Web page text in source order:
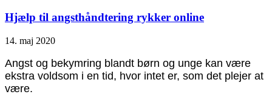
Hjælp til angsthåndtering rykker online
14. maj 2020
Angst og bekymring blandt børn og unge kan være
ekstra voldsom i en tid, hvor intet er, som det plejer at
være.